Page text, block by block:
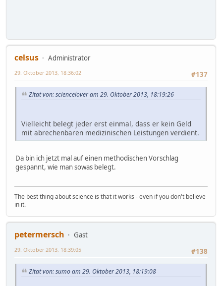
celsus
Administrator
#137
29. Oktober 2013, 18:36:02
Zitat von: sciencelover am 29. Oktober 2013, 18:19:26
Vielleicht belegt jeder erst einmal, dass er kein Geld
mit abrechenbaren medizinischen Leistungen verdient.
Da bin ich jetzt mal auf einen methodischen Vorschlag
gespannt, wie man sowas belegt.
The best thing about science is that it works - even if you don't believe
in it.
petermersch
Gast
#138
29. Oktober 2013, 18:39:05
Zitat von: sumo am 29. Oktober 2013, 18:19:08